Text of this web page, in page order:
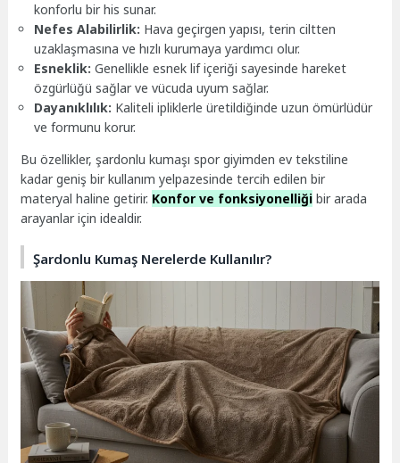
konforlu bir his sunar.
Nefes Alabilirlik: Hava geçirgen yapısı, terin ciltten
uzaklaşmasına ve hızlı kurumaya yardımcı olur.
Esneklik: Genellikle esnek lif içeriği sayesinde hareket
özgürlüğü sağlar ve vücuda uyum sağlar.
Dayanıklılık: Kaliteli ipliklerle üretildiğinde uzun ömürlüdür
ve formunu korur.
Bu özellikler, şardonlu kumaşı spor giyimden ev tekstiline
kadar geniş bir kullanım yelpazesinde tercih edilen bir
materyal haline getirir. Konfor ve fonksiyonelliği bir arada
arayanlar için idealdir.
Şardonlu Kumaş Nerelerde Kullanılır?